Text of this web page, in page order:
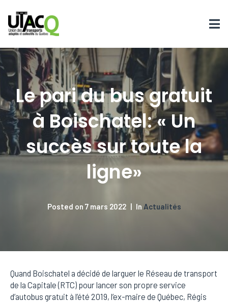
Le pari du bus gratuit
à Boischatel: « Un
succès sur toute la
ligne»
Posted on 7 mars 2022 In Actualités
Quand Boischatel a décidé de larguer le Réseau de transport
de la Capitale (RTC) pour lancer son propre service
d’autobus gratuit à l’été 2019, l’ex-maire de Québec, Régis